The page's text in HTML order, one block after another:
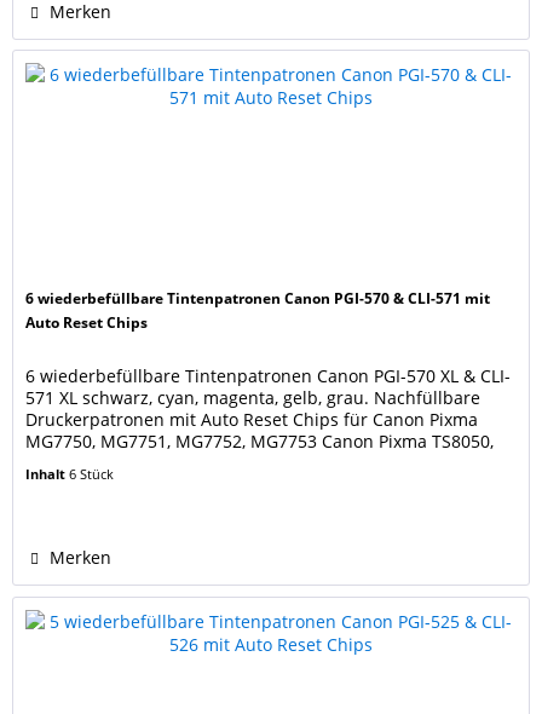
Merken
6 wiederbefüllbare Tintenpatronen Canon PGI-570 & CLI-571 mit
Auto Reset Chips
6 wiederbefüllbare Tintenpatronen Canon PGI-570 XL & CLI-
571 XL schwarz, cyan, magenta, gelb, grau. Nachfüllbare
Druckerpatronen mit Auto Reset Chips für Canon Pixma
MG7750, MG7751, MG7752, MG7753 Canon Pixma TS8050,
Canon Druckerpatronen PGI-570PGBK XL black, CLI-
Inhalt6 Stück
Merken